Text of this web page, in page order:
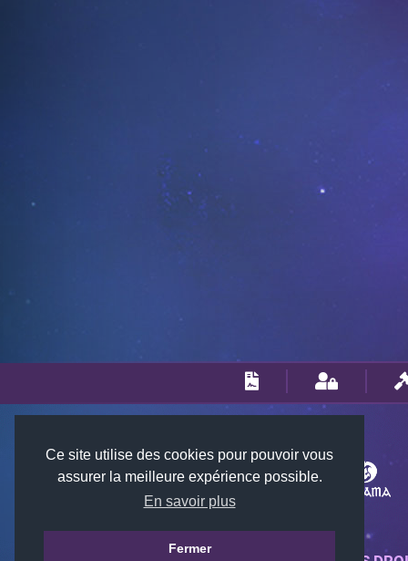
Ce site utilise des cookies pour pouvoir vous
assurer la meilleure expérience possible.
En savoir plus
Fermer